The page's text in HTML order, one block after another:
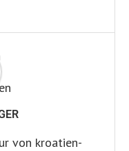
von kroatien-